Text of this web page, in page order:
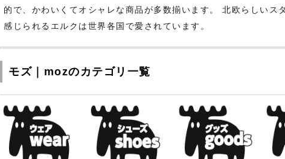
的で、かわいくてオシャレな商品が多数揃います。 北欧らしいス
感じられるエルクは世界各国で愛されています。
モズ｜mozのカテゴリ一覧